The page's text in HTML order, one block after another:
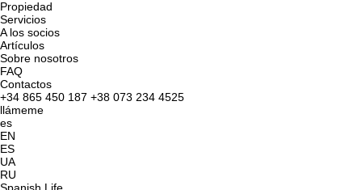
Propiedad
Servicios
A los socios
Artículos
Sobre nosotros
FAQ
Contactos
+34 865 450 187 +38 073 234 4525
llámeme
es
EN
ES
UA
RU